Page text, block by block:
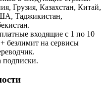
Грузия, Казахстан, Китай,
Таджикистан,
входящие с 1 по 10
безлимит на сервисы